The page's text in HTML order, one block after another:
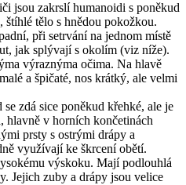
jsou zakrslí humanoidi s poněkud
tělo s hnědou pokožkou.
při setrvání na jednom místě
jak splývají s okolím (viz níže).
výraznýma očima. Na hlavě
a špičaté, nos krátký, ale velmi
zdá sice poněkud křehké, ale je
hlavně v horních končetinách
prsty s ostrými drápy a
využívají ke škrcení obětí.
výskoku. Mají podlouhlá
Jejich zuby a drápy jsou velice